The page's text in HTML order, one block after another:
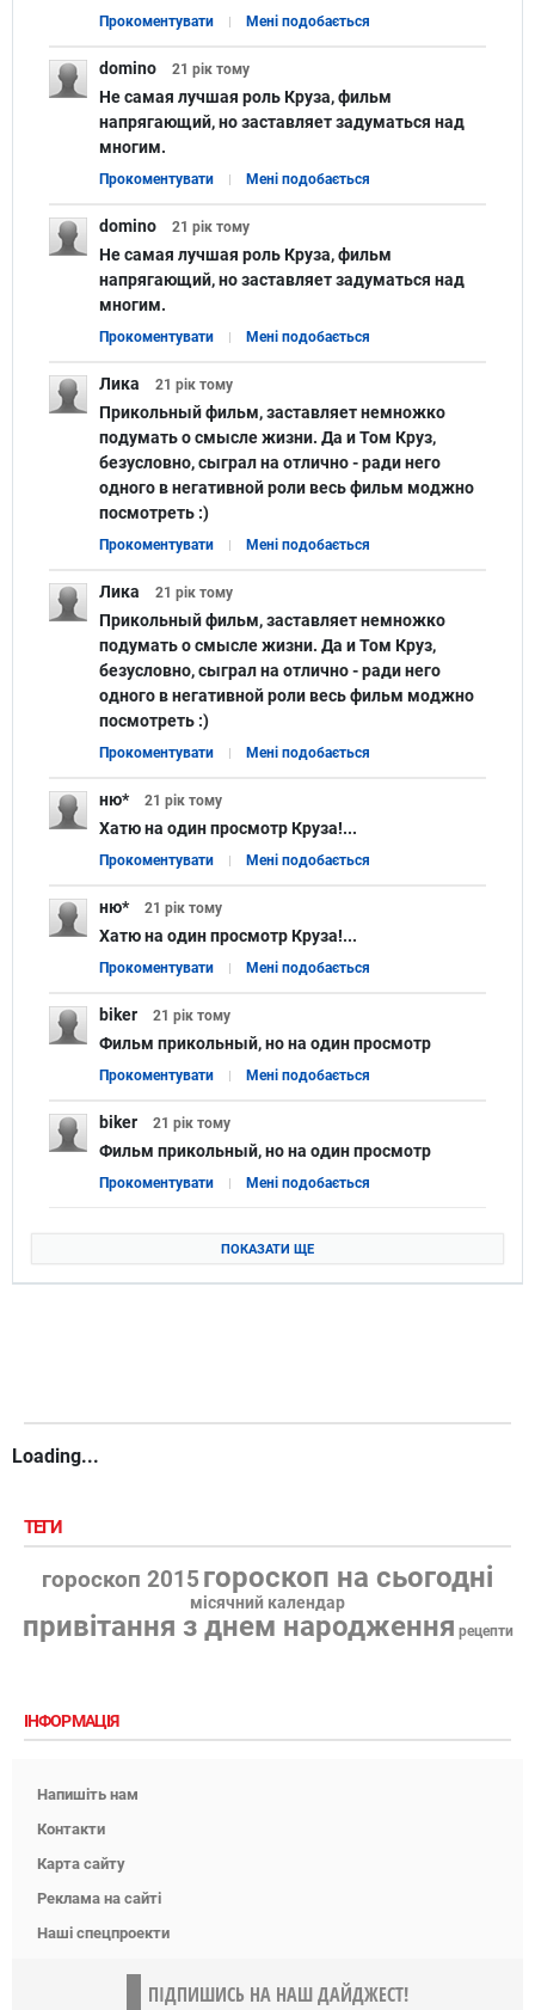
Прокоментувати Мені подобається
domino 21 рік тому
Не самая лучшая роль Круза, фильм
напрягающий, но заставляет задуматься над
многим.
Прокоментувати Мені подобається
domino 21 рік тому
Не самая лучшая роль Круза, фильм
напрягающий, но заставляет задуматься над
многим.
Прокоментувати Мені подобається
Лика 21 рік тому
Прикольный фильм, заставляет немножко
подумать о смысле жизни. Да и Том Круз,
безусловно, сыграл на отлично - ради него
одного в негативной роли весь фильм моджно
посмотреть :)
Прокоментувати Мені подобається
Лика 21 рік тому
Прикольный фильм, заставляет немножко
подумать о смысле жизни. Да и Том Круз,
безусловно, сыграл на отлично - ради него
одного в негативной роли весь фильм моджно
посмотреть :)
Прокоментувати Мені подобається
ню* 21 рік тому
Хатю на один просмотр Круза!...
Прокоментувати Мені подобається
ню* 21 рік тому
Хатю на один просмотр Круза!...
Прокоментувати Мені подобається
biker 21 рік тому
Фильм прикольный, но на один просмотр
Прокоментувати Мені подобається
biker 21 рік тому
Фильм прикольный, но на один просмотр
Прокоментувати Мені подобається
ПОКАЗАТИ ЩЕ
Loading...
ТЕГИ
гороскоп 2015 гороскоп на сьогодні
місячний календар
привітання з днем народження рецепти
ІНФОРМАЦІЯ
Напишіть нам
Контакти
Карта сайту
Реклама на сайті
Наші спецпроекти
ПІДПИШИСЬ НА НАШ ДАЙДЖЕСТ!